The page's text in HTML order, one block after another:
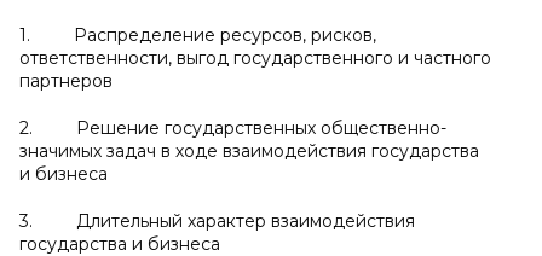
1. Распределение ресурсов, рисков,
ответственности, выгод государственного и частного
партнеров
2. Решение государственных общественно-
значимых задач в ходе взаимодействия государства
и бизнеса
3. Длительный характер взаимодействия
государства и бизнеса